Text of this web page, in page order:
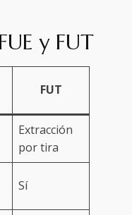
y FUT
FUT
Extracción
por tira
Sí